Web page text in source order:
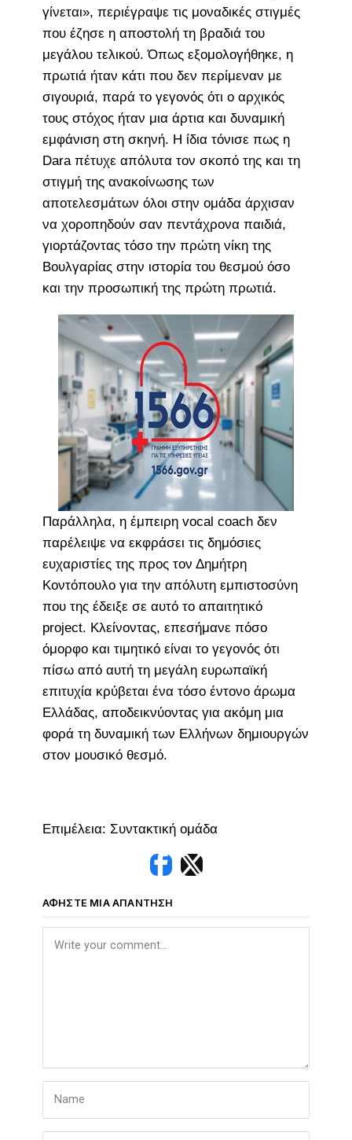
γίνεται», περιέγραψε τις μοναδικές στιγμές
που έζησε η αποστολή τη βραδιά του
μεγάλου τελικού. Όπως εξομολογήθηκε, η
πρωτιά ήταν κάτι που δεν περίμεναν με
σιγουριά, παρά το γεγονός ότι ο αρχικός
τους στόχος ήταν μια άρτια και δυναμική
εμφάνιση στη σκηνή. Η ίδια τόνισε πως η
Dara πέτυχε απόλυτα τον σκοπό της και τη
στιγμή της ανακοίνωσης των
αποτελεσμάτων όλοι στην ομάδα άρχισαν
να χοροπηδούν σαν πεντάχρονα παιδιά,
γιορτάζοντας τόσο την πρώτη νίκη της
Βουλγαρίας στην ιστορία του θεσμού όσο
και την προσωπική της πρώτη πρωτιά.
Παράλληλα, η έμπειρη vocal coach δεν
παρέλειψε να εκφράσει τις δημόσιες
ευχαριστίες της προς τον Δημήτρη
Κοντόπουλο για την απόλυτη εμπιστοσύνη
που της έδειξε σε αυτό το απαιτητικό
project. Κλείνοντας, επεσήμανε πόσο
όμορφο και τιμητικό είναι το γεγονός ότι
πίσω από αυτή τη μεγάλη ευρωπαϊκή
επιτυχία κρύβεται ένα τόσο έντονο άρωμα
Ελλάδας, αποδεικνύοντας για ακόμη μια
φορά τη δυναμική των Ελλήνων δημιουργών
στον μουσικό θεσμό.
Επιμέλεια: Συντακτική ομάδα
ΑΦΉΣΤΕ ΜΙΑ ΑΠΆΝΤΗΣΗ